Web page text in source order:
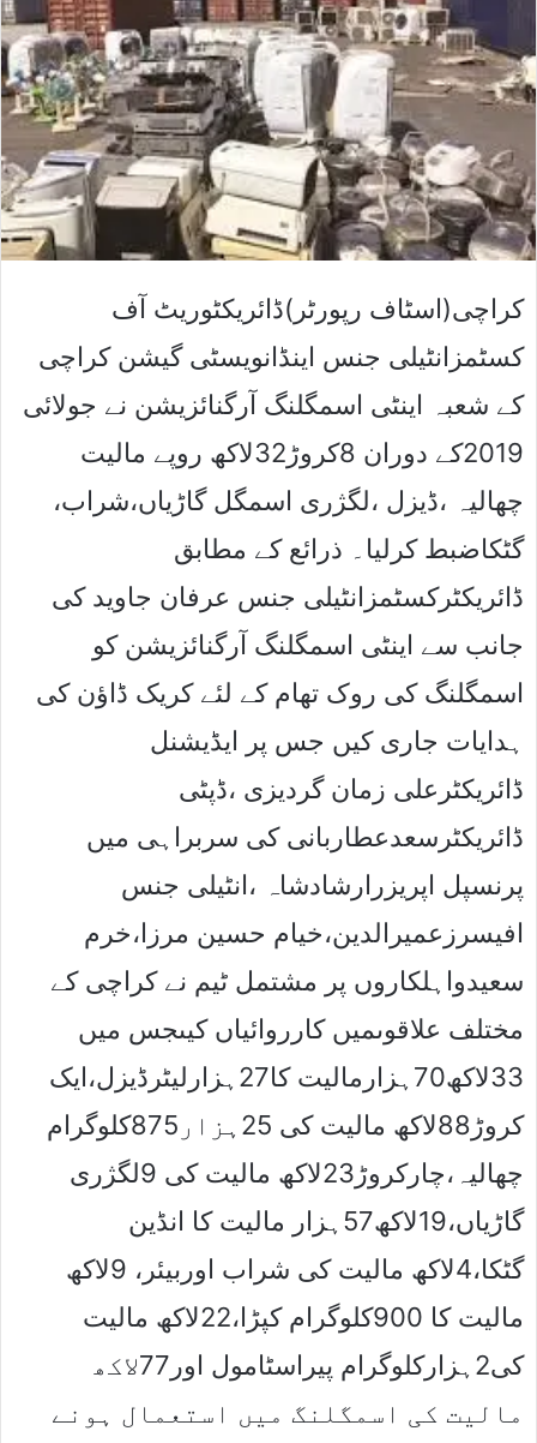
کراچی(اسٹاف رپورٹر)ڈائریکٹوریٹ آف
کسٹمزانٹیلی جنس اینڈانویسٹی گیشن کراچی
کے شعبہ اینٹی اسمگلنگ آرگنائزیشن نے جولائی
2019کے دوران 8کروڑ32لاکھ روپے مالیت
چھالیہ ،ڈیزل ،لگژری اسمگل گاڑیاں،شراب،
گٹکاضبط کرلیا۔ ذرائع کے مطابق
ڈائریکٹرکسٹمزانٹیلی جنس عرفان جاوید کی
جانب سے اینٹی اسمگلنگ آرگنائزیشن کو
اسمگلنگ کی روک تھام کے لئے کریک ڈاﺅن کی
ہدایات جاری کیں جس پر ایڈیشنل
ڈائریکٹرعلی زمان گردیزی ،ڈپٹی
ڈائریکٹرسعدعطاربانی کی سربراہی میں
پرنسپل اپریزرارشادشاہ ،انٹیلی جنس
افیسرزعمیرالدین،خیام حسین مرزا،خرم
سعیدواہلکاروں پر مشتمل ٹیم نے کراچی کے
مختلف علاقوںمیں کارروائیاں کیںجس میں
33لاکھ70ہزارمالیت کا27ہزارلیٹرڈیزل،ایک
کروڑ88لاکھ مالیت کی 25ہزار875کلوگرام
چھالیہ،چارکروڑ23لاکھ مالیت کی 9لگژری
گاڑیاں،19لاکھ57ہزار مالیت کا انڈین
گٹکا،4لاکھ مالیت کی شراب اوربیئر، 9لاکھ
مالیت کا 900کلوگرام کپڑا،22لاکھ مالیت
کی2ہزارکلوگرام پیراسٹامول اور77لاکھ
مالیت کی اسمگلنگ میں استعمال ہونے